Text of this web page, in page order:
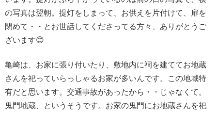
の写真は翌朝。提灯をしまって、お供えを片付けて、扉を
閉めて・・とお世話してくださってる方々、ありがとうご
ざいます😊
亀崎は、お家に張り付いたり、敷地内に祠を建ててお地蔵
さんを祀っていらっしゃるお家が多いんです。この地域特
有だと思います。交通事故があったから・・じゃなくて。
鬼門地蔵、というそうです。お家の鬼門にお地蔵さんを祀